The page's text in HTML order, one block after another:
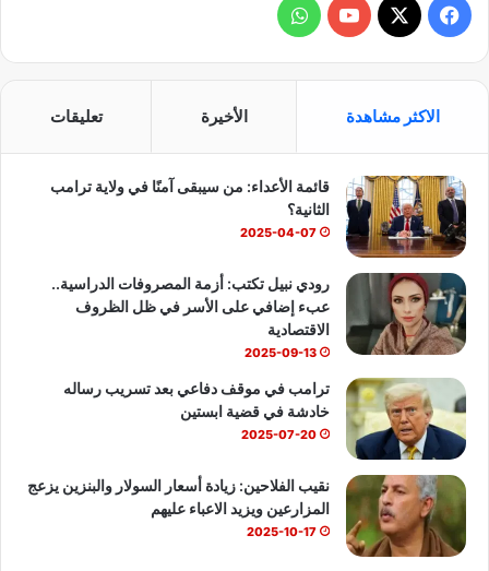
ي
و
ك
X
Y
T
u
e
ا
ا
ب
الاكثر مشاهدة الأخيرة تعليقات
قائمة الأعداء: من سيبقى آمنًا في ولاية ترامب
الثانية؟
2025-04-07
رودي نبيل تكتب: أزمة المصروفات الدراسية..
عبء إضافي على الأسر في ظل الظروف
الاقتصادية
2025-09-13
ترامب في موقف دفاعي بعد تسريب رساله
خادشة في قضية ابستين
2025-07-20
نقيب الفلاحين: زيادة أسعار السولار والبنزين يزعج
المزارعين ويزيد الاعباء عليهم
2025-10-17